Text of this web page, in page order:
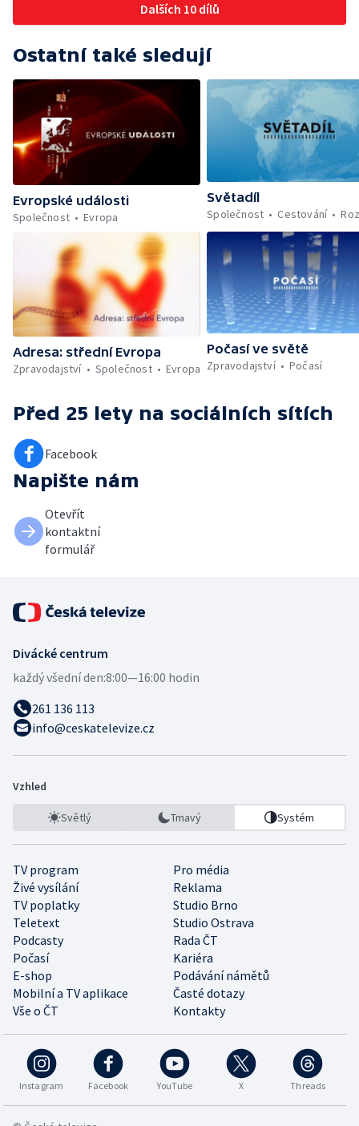
Dalších 10 dílů
Ostatní také sledují
Evropské události
Společnost
Evropa
Světadíl
Společnost
Cestování
Adresa: střední Evropa
Zpravodajství
Společnost Evropa
Počasí ve světě
Zpravodajství
Počasí
Před 25 lety na sociálních sítích
Facebook
Napište nám
Otevřít
kontaktní
formulář
Divácké centrum
každý všední den:8:00—16:00 hodin
261 136 113
info@ceskatelevize.cz
Vzhled
Světlý Tmavý Systém
TV program
Pro média
Živé vysílání
Reklama
TV poplatky
Studio Brno
Teletext
Studio Ostrava
Podcasty
Rada ČT
Počasí
Kariéra
E-shop
Podávání námětů
Mobilní a TV aplikace
Časté dotazy
Vše o ČT
Kontakty
Instagram Facebook YouTube X Threads